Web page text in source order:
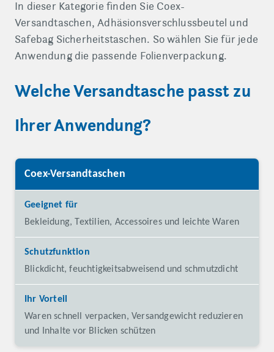
In dieser Kategorie finden Sie Coex-
Versandtaschen, Adhäsionsverschlussbeutel und
Safebag Sicherheitstaschen. So wählen Sie für jede
Anwendung die passende Folienverpackung.
Welche Versandtasche passt zu
Ihrer Anwendung?
Produkt
Geeignet für
Schutzfunktion
Ihr Vorteil
Coex-Versandtaschen
Bekleidung, Textilien, Accessoires und leichte Waren
Blickdicht, feuchtigkeitsabweisend und schmutzdicht
Waren schnell verpacken, Versandgewicht reduzieren
und Inhalte vor Blicken schützen